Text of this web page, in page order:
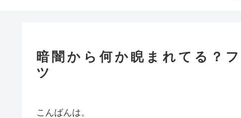
暗闇から何か睨まれてる？
ツ
こんばんは。